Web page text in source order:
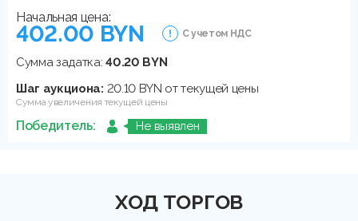
Начальная цена:
402.00 BYN С учетом НДС
Сумма задатка:40.20 BYN
Шаг аукциона: 20.10 BYN от текущей цены
Сумма увеличения текущей цены
Победитель: Не выявлен
ХОД ТОРГОВ